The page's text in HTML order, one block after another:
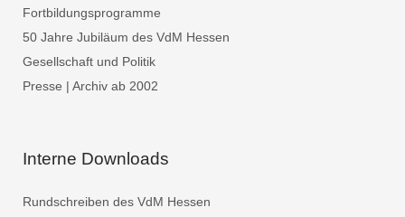
Fortbildungsprogramme
50 Jahre Jubiläum des VdM Hessen
Gesellschaft und Politik
Presse | Archiv ab 2002
Interne Downloads
Rundschreiben des VdM Hessen